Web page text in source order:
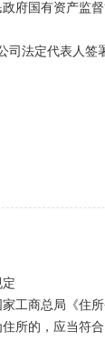
府国有资产监督
法定代表人签
赁协议复印件
政府规定的相
所的，提交《
经济适用房、
须报经批准的
工商总局《住
所的，应当符